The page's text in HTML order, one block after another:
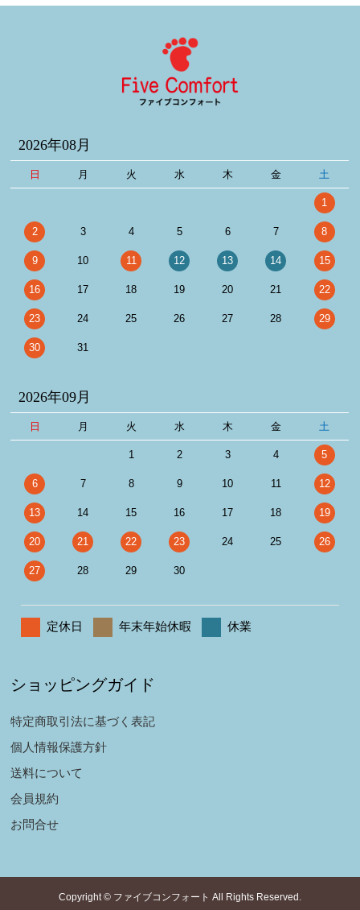
2026年08月
日 月 火 水 木 金 土
1
2 3 4 5 6 7 8
9 10 11 12 13 14 15
16 17 18 19 20 21 22
23 24 25 26 27 28 29
30 31
2026年09月
日 月 火 水 木 金 土
1 2 3 4 5
6 7 8 9 10 11 12
13 14 15 16 17 18 19
20 21 22 23 24 25 26
27 28 29 30
定休日 年末年始休暇 休業
ショッピングガイド
特定商取引法に基づく表記
個人情報保護方針
送料について
会員規約
お問合せ
Copyright © ファイブコンフォート All Rights Reserved.